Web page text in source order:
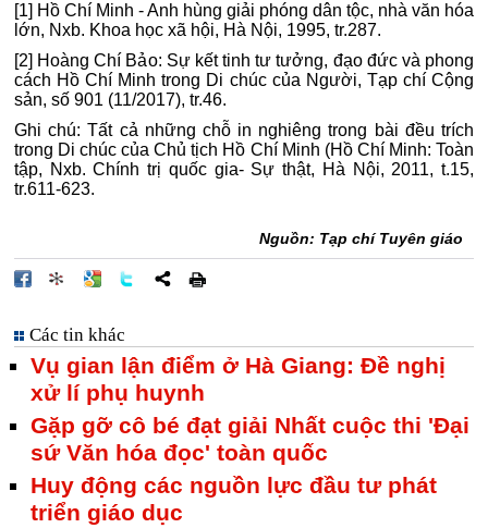
[1] Hồ Chí Minh - Anh hùng giải phóng dân tộc, nhà văn hóa
lớn, Nxb. Khoa học xã hội, Hà Nội, 1995, tr.287.
[2] Hoàng Chí Bảo: Sự kết tinh tư tưởng, đạo đức và phong
cách Hồ Chí Minh trong Di chúc của Người, Tạp chí Cộng
sản, số 901 (11/2017), tr.46.
Ghi chú: Tất cả những chỗ in nghiêng trong bài đều trích
trong Di chúc của Chủ tịch Hồ Chí Minh (Hồ Chí Minh: Toàn
tập, Nxb. Chính trị quốc gia- Sự thật, Hà Nội, 2011, t.15,
tr.611-623.
Nguồn: Tạp chí Tuyên giáo
Các tin khác
Vụ gian lận điểm ở Hà Giang: Đề nghị
xử lí phụ huynh
Gặp gỡ cô bé đạt giải Nhất cuộc thi 'Đại
sứ Văn hóa đọc' toàn quốc
Huy động các nguồn lực đầu tư phát
triển giáo dục